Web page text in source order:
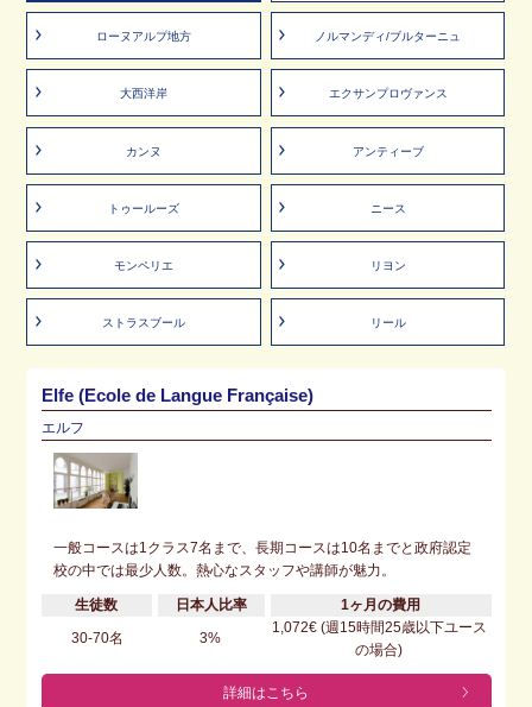
ローヌアルプ地方 ノルマンディ/ブルターニュ
大西洋岸 エクサンプロヴァンス
カンヌ アンティーブ
トゥールーズ ニース
モンペリエ リヨン
ストラスブール リール
Elfe (Ecole de Langue Française)
エルフ
一般コースは1クラス7名まで、長期コースは10名までと政府認定
校の中では最少人数。熱心なスタッフや講師が魅力。
生徒数 日本人比率
1ヶ月の費用
30-70名
3%
1,072€ (週15時間25歳以下ユース
の場合)
詳細はこちら